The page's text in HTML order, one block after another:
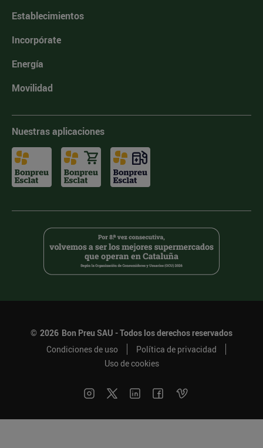
Establecimientos
Incorpórate
Energía
Movilidad
Nuestras aplicaciones
© 2026 Bon Preu SAU - Todos los derechos reservados
Condiciones de uso
Política de privacidad
Uso de cookies